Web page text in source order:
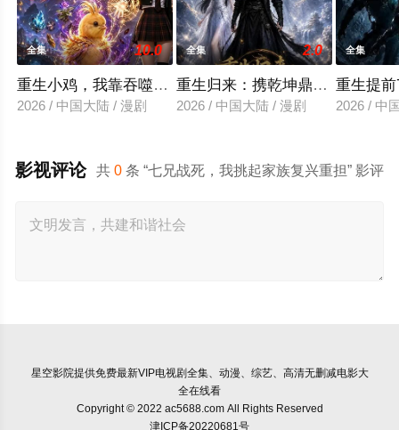
全集 10.0
重生小鸡，我靠吞噬进化三足金乌
2026 / 中国大陆 / 漫剧
全集 2.0
重生归来：携乾坤鼎逆袭成尊
2026 / 中国大陆 / 漫剧
全集
重生提
2026 / 中
共0 条 “七兄战死，我挑起家族复兴重担” 影评
影视评论
星空影院提供免费最新VIP电视剧全集、动漫、综艺、高清无删减电影大
全在线看
Copyright © 2022 ac5688.com All Rights Reserved
津ICP备20220681号